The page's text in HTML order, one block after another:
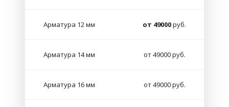
Арматура 12 мм от 49000руб.
Арматура 14 мм от 49000 руб.
Арматура 16 мм от 49000 руб.